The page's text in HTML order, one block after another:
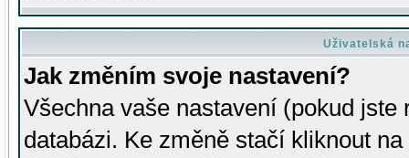
Uživatelská
Jak změním svoje nastavení?
Všechna vaše nastavení (pokud
databázi. Ke změně stačí kliknout